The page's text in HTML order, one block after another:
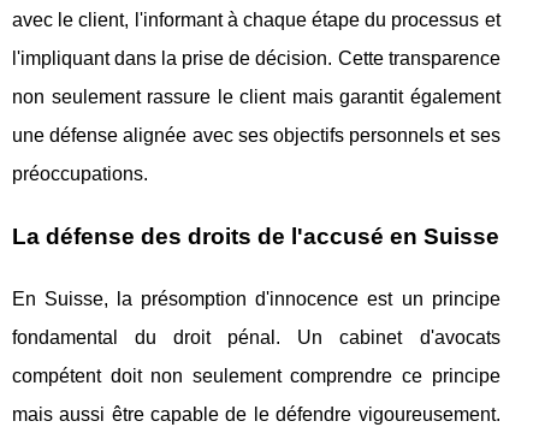
avec le client, l'informant à chaque étape du processus et
l'impliquant dans la prise de décision. Cette transparence
non seulement rassure le client mais garantit également
une défense alignée avec ses objectifs personnels et ses
préoccupations.
La défense des droits de l'accusé en Suisse
En Suisse, la présomption d'innocence est un principe
fondamental du droit pénal. Un cabinet d'avocats
compétent doit non seulement comprendre ce principe
mais aussi être capable de le défendre vigoureusement.